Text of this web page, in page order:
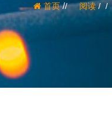
首页/ 阅读/